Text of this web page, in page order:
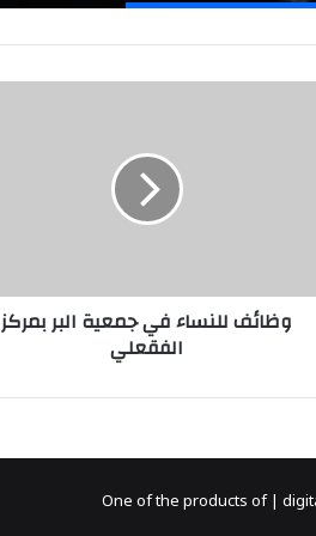
وظائف للنساء في جمعية البر بمركز
الفقعلي
One of the products of |